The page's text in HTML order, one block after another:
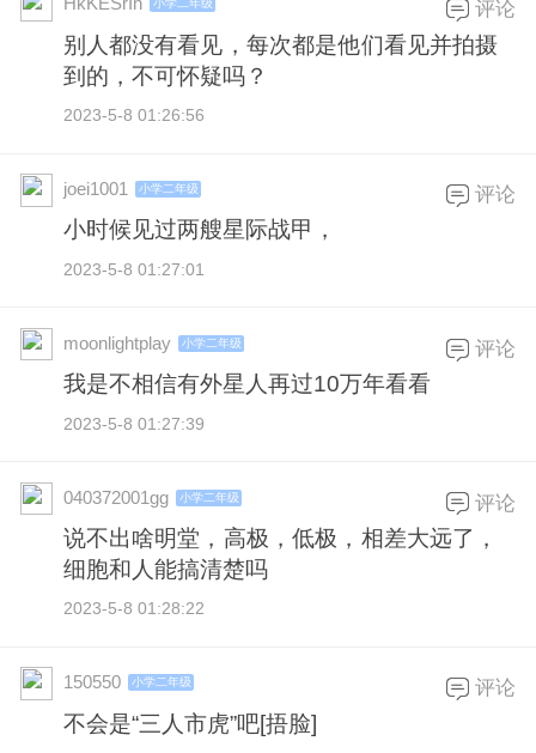
小学二年级
别人都没有看见，每次都是他们看见并拍摄
到的，不可怀疑吗？
2023-5-8 01:26:56
评论
joei1001 小学二年级
小时候见过两艘星际战甲，
2023-5-8 01:27:01
评论
moonlightplay 小学二年级
我是不相信有外星人再过10万年看看
2023-5-8 01:27:39
评论
040372001gg 小学二年级
说不出啥明堂，高极，低极，相差大远了，
细胞和人能搞清楚吗
2023-5-8 01:28:22
评论
150550 小学二年级
不会是“三人市虎”吧[捂脸]
评论